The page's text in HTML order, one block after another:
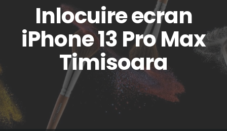
Inlocuire ecran
iPhone 13 Pro Max
Timisoara